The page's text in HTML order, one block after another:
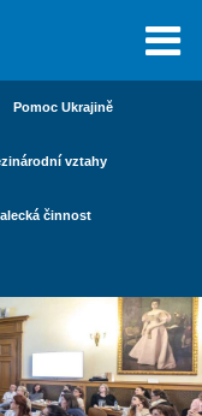
Pomoc Ukrajině
vztahy
činnost